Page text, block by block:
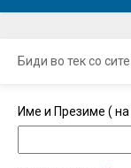
Биди во тек со
Име и Презиме (